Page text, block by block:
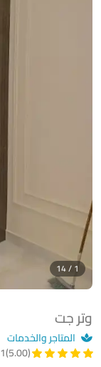
وتر جت
المتاجر والخدمات
(5.00)
1 المراجعات
1 / 14